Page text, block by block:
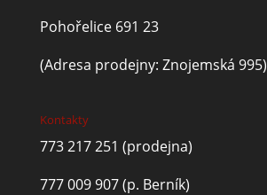
Pohořelice 691 23
(Adresa prodejny: Znojemská 995)
Kontakty
773 217 251 (prodejna)
777 009 907(p. Berník)